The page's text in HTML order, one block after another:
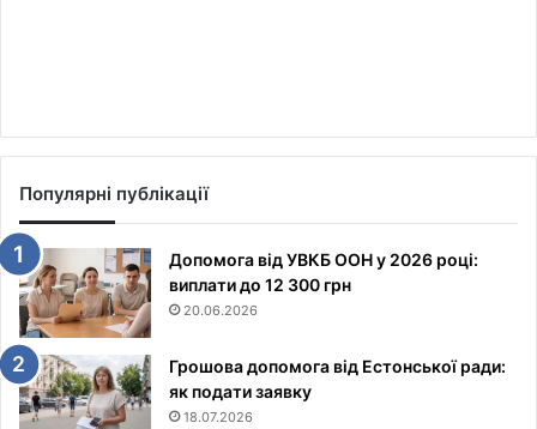
Популярні публікації
Допомога від УВКБ ООН у 2026 році:
виплати до 12 300 грн
20.06.2026
Грошова допомога від Естонської ради:
як подати заявку
18.07.2026